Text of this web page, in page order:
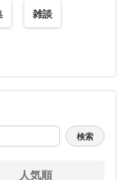
雑談
人気順